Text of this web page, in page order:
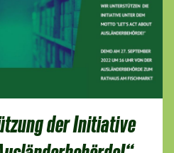
der Initiative